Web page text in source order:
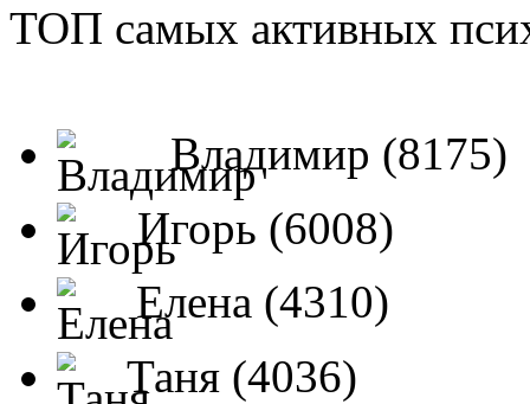
ТОП самых активных
Владимир (8175)
Игорь (6008)
Елена (4310)
Таня (4036)